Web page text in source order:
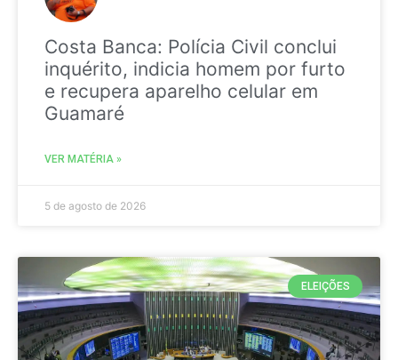
Costa Banca: Polícia Civil conclui
inquérito, indicia homem por furto
e recupera aparelho celular em
Guamaré
VER MATÉRIA »
5 de agosto de 2026
ELEIÇÕES